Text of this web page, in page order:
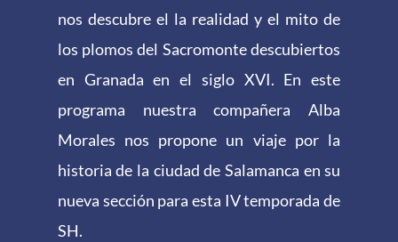
nos descubre el la realidad y el mito de
los plomos del Sacromonte descubiertos
en Granada en el siglo XVI. En este
programa nuestra compañera Alba
Morales nos propone un viaje por la
historia de la ciudad de Salamanca en su
nueva sección para esta IV temporada de
SH.